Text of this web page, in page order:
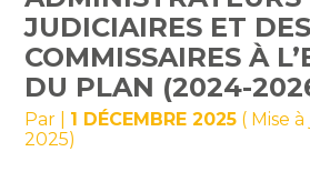
JUDICIAIRES ET DES
COMMISSAIRES À
DU PLAN (2024-
Par 1 DÉCEMBRE 2025 ( Mise
2025)